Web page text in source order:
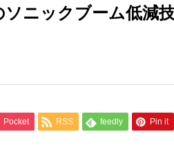
ソニックブーム低減
Pocket RSS feedly Pin it